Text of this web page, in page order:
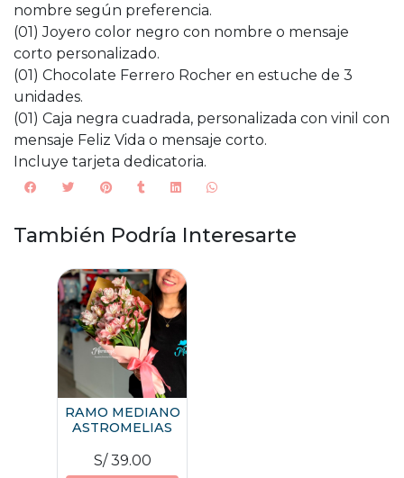
nombre según preferencia.
(01) Joyero color negro con nombre o mensaje
corto personalizado.
(01) Chocolate Ferrero Rocher en estuche de 3
unidades.
(01) Caja negra cuadrada, personalizada con vinil con
mensaje Feliz Vida o mensaje corto.
Incluye tarjeta dedicatoria.
También Podría Interesarte
RAMO MEDIANO
ASTROMELIAS
S/ 39.00